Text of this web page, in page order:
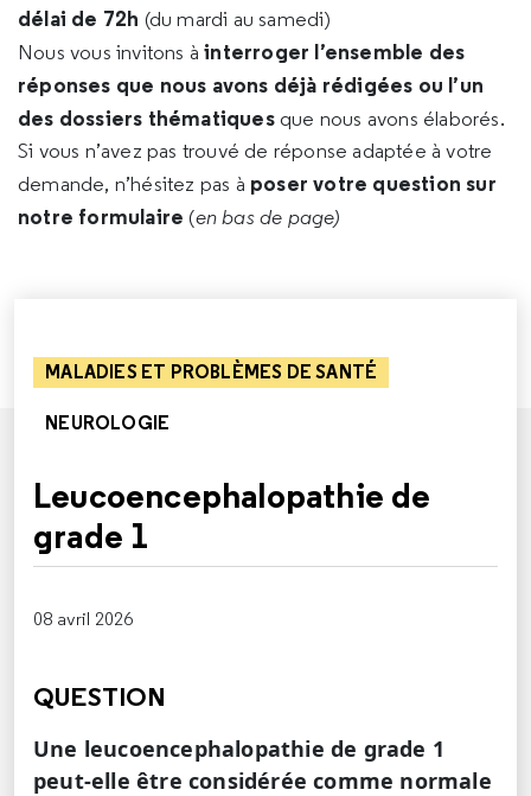
délai de 72h (du mardi au samedi)
Nous vous invitons àinterroger l’ensemble des
réponses que nous avons déjà rédigées ou l’un
des dossiers thématiques que nous avons élaborés.
Si vous n’avez pas trouvé de réponse adaptée à votre
demande, n’hésitez pas à poser votre question sur
notre formulaire (en bas de page)
MALADIES ET PROBLÈMES DE SANTÉ
NEUROLOGIE
Leucoencephalopathie de
grade 1
08 avril 2026
QUESTION
Une leucoencephalopathie de grade 1
peut-elle être considérée comme normale